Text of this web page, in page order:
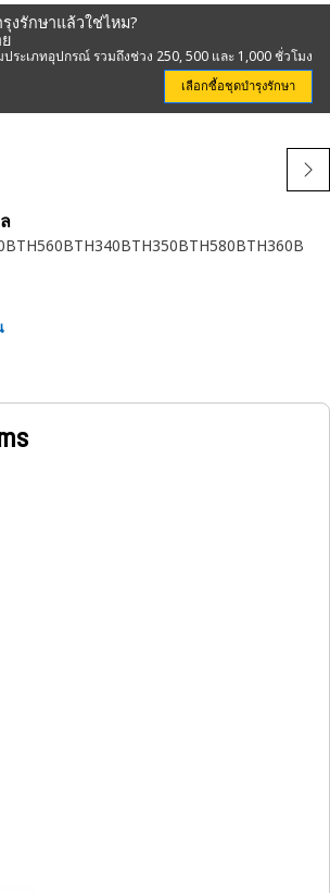
งรักษาแล้วใช่ไหม?
ะเภทอุปกรณ์ รวมถึงช่วง 250, 500 และ 1,000 ชั่วโมง
เลือกซื้อชุดบำรุงรักษา
TH560BTH340BTH350BTH580BTH360B